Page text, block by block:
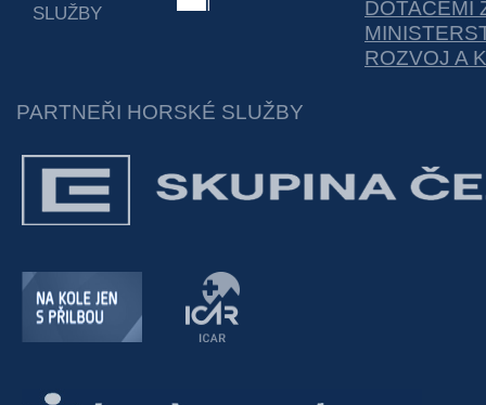
SLUŽBY
DOTACEMI
ROZVOJ A
PARTNEŘI HORSKÉ SLUŽBY